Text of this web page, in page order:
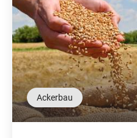
Ackerbau